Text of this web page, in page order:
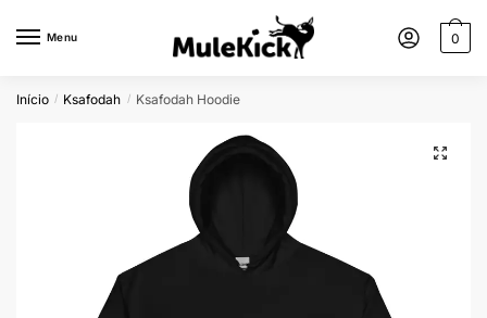
Menu 0
Início / Ksafodah / Ksafodah Hoodie
🔍